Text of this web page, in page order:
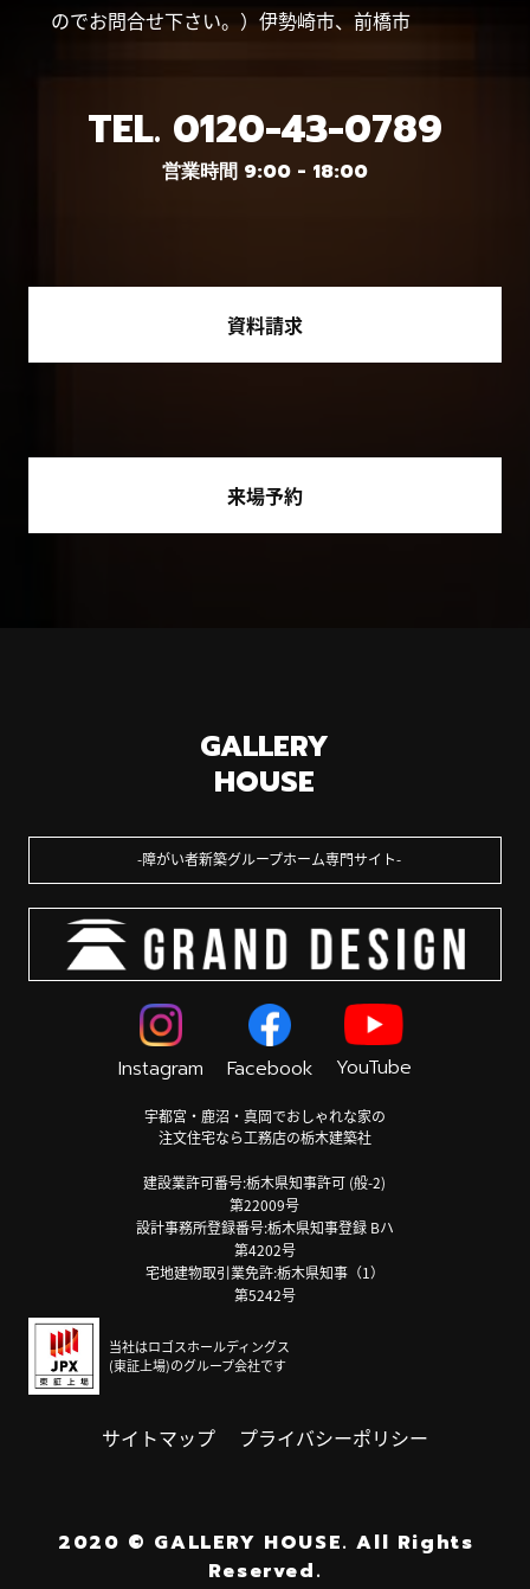
のでお問合せ下さい。）伊勢崎市、前橋市
TEL. 0120-43-0789
営業時間 9:00 - 18:00
資料請求
来場予約
GALLERY
HOUSE
障がい者新築グループホーム専門サイト
Instagram Facebook YouTube
宇都宮・鹿沼・真岡でおしゃれな家の
注文住宅なら工務店の栃木建築社
建設業許可番号:栃木県知事許可 (般-2)
第22009号
設計事務所登録番号:栃木県知事登録 Bハ
第4202号
宅地建物取引業免許:栃木県知事（1）
第5242号
当社はロゴスホールディングス
(東証上場)のグループ会社です
サイトマップ プライバシーポリシー
2020 © GALLERY HOUSE. All Rights
Reserved.